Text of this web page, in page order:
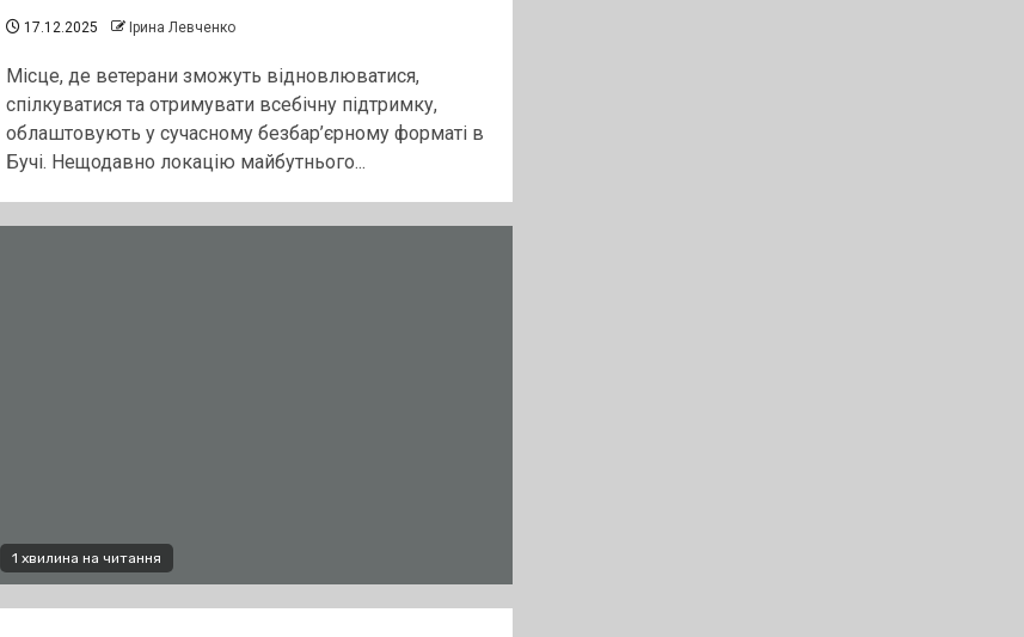
17.12.2025 Ірина Левченко
Місце, де ветерани зможуть відновлюватися,
спілкуватися та отримувати всебічну підтримку,
облаштовують у сучасному безбар’єрному форматі в
Бучі. Нещодавно локацію майбутнього...
1 хвилина на читання